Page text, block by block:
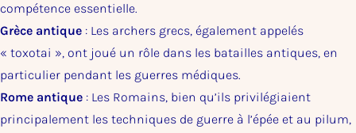
compétence essentielle.
Grèce antique : Les archers grecs, également appelés
« toxotai », ont joué un rôle dans les batailles antiques, en
particulier pendant les guerres médiques.
Rome antique : Les Romains, bien qu’ils privilégiaient
principalement les techniques de guerre à l’épée et au pilum,